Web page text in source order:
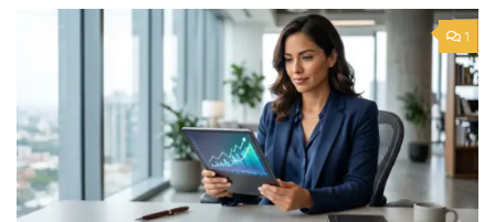
1